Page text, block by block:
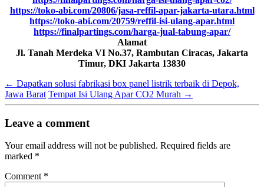
https://toko-abi.com/20806/jasa-reffil-apar-jakarta-utara.html
https://toko-abi.com/20759/reffil-isi-ulang-apar.html
https://finalpartings.com/harga-jual-tabung-apar/
Alamat
Jl. Tanah Merdeka VI No.37, Rambutan Ciracas, Jakarta
Timur, DKI Jakarta 13830
← Dapatkan solusi fabrikasi box panel listrik terbaik di Depok,
Jawa Barat Tempat Isi Ulang Apar CO2 Murah →
Leave a comment
Your email address will not be published. Required fields are
marked *
Comment *